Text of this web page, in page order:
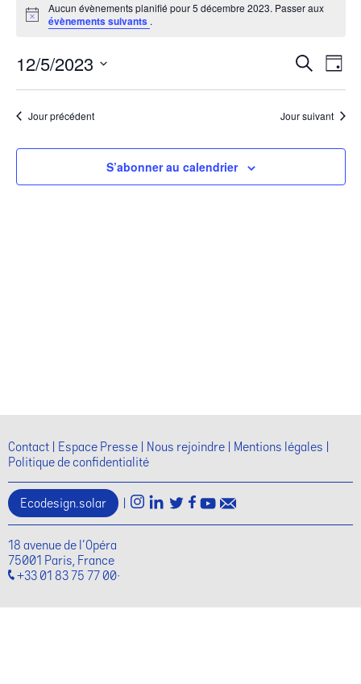
Notice
Aucun évènements planifié pour 5 décembre 2023. Passer aux
évènements suivants .
et
de
Recherche
de
Jour
12/5/2023
date.Jour précédent Jour suivant
S’abonner au calendrier
Contact Espace Presse Nous rejoindre
Mentions légales
Politique de confidentialité
Ecodesign.solar
18 avenue de l'Opéra
75001 Paris, France
+33 01 83 75 77 00·